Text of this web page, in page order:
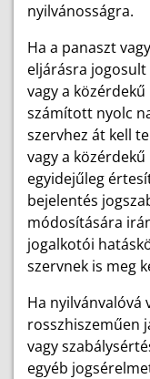
nyilvánosságra.
Ha a panaszt
eljárásra
vagy a
számított nyolc
szervhez át kell
vagy a
egyidejűleg
bejelentés
módosítására
jogalkotói
szervnek is meg
Ha nyilvánvalóvá
rosszhiszeműen
vagy
egyéb